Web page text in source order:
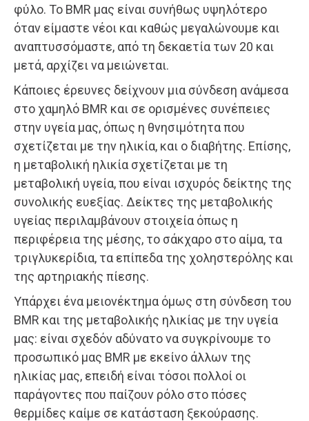
φύλο. Το BMR μας είναι συνήθως υψηλότερο
όταν είμαστε νέοι και καθώς μεγαλώνουμε και
αναπτυσσόμαστε, από τη δεκαετία των 20 και
μετά, αρχίζει να μειώνεται.
Κάποιες έρευνες δείχνουν μια σύνδεση ανάμεσα
στο χαμηλό BMR και σε ορισμένες συνέπειες
στην υγεία μας, όπως η θνησιμότητα που
σχετίζεται με την ηλικία, και ο διαβήτης. Επίσης,
η μεταβολική ηλικία σχετίζεται με τη
μεταβολική υγεία, που είναι ισχυρός δείκτης της
συνολικής ευεξίας. Δείκτες της μεταβολικής
υγείας περιλαμβάνουν στοιχεία όπως η
περιφέρεια της μέσης, το σάκχαρο στο αίμα, τα
τριγλυκερίδια, τα επίπεδα της χοληστερόλης και
της αρτηριακής πίεσης.
Υπάρχει ένα μειονέκτημα όμως στη σύνδεση του
BMR και της μεταβολικής ηλικίας με την υγεία
μας: είναι σχεδόν αδύνατο να συγκρίνουμε το
προσωπικό μας BMR με εκείνο άλλων της
ηλικίας μας, επειδή είναι τόσοι πολλοί οι
παράγοντες που παίζουν ρόλο στο πόσες
θερμίδες καίμε σε κατάσταση ξεκούρασης.